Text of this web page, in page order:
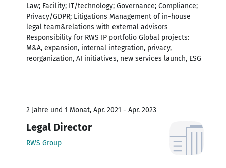
Law; Facility; IT/technology; Governance; Compliance;
Privacy/GDPR; Litigations Management of in-house
legal team&relations with external advisors
Responsibility for RWS IP portfolio Global projects:
M&A, expansion, internal integration, privacy,
reorganization, AI initiatives, new services launch, ESG
2 Jahre und 1 Monat, Apr. 2021 - Apr. 2023
Legal Director
RWS Group